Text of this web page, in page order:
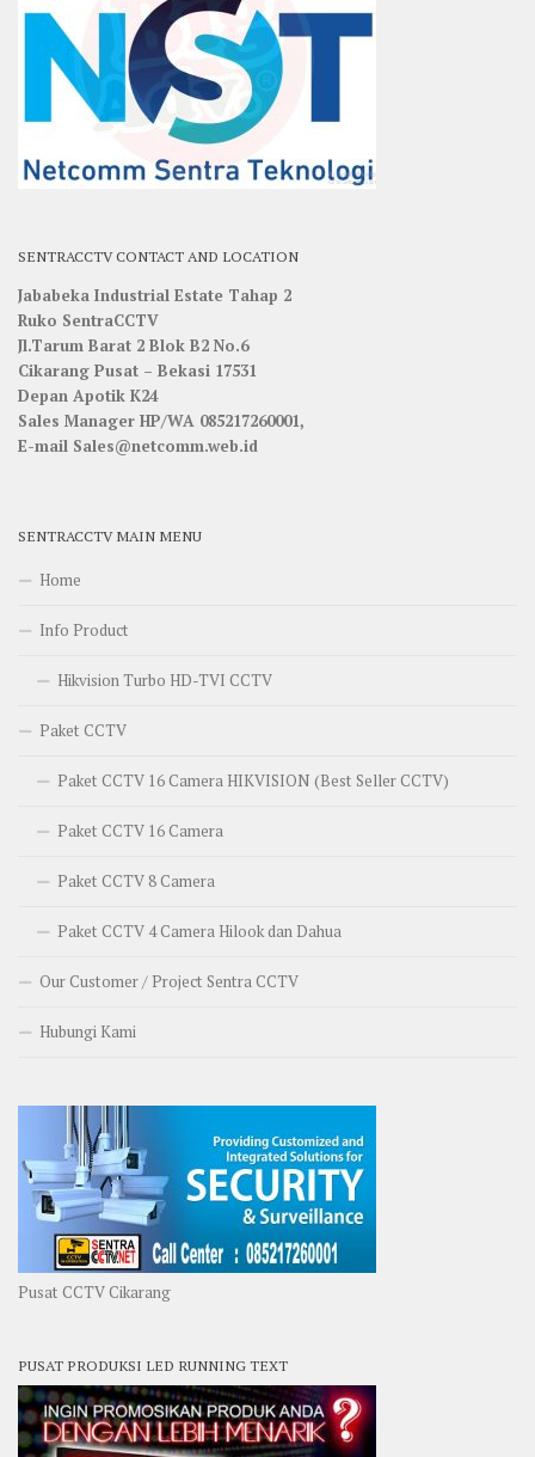
SENTRACCTV CONTACT AND LOCATION
Jababeka Industrial Estate Tahap 2
Ruko SentraCCTV
Jl.Tarum Barat 2 Blok B2 No.6
Cikarang Pusat – Bekasi 17531
Depan Apotik K24
Sales Manager HP/WA 085217260001,
E-mail Sales@netcomm.web.id
SENTRACCTV MAIN MENU
Home
Info Product
Hikvision Turbo HD-TVI CCTV
Paket CCTV
Paket CCTV 16 Camera HIKVISION (Best Seller CCTV)
Paket CCTV 16 Camera
Paket CCTV 8 Camera
Paket CCTV 4 Camera Hilook dan Dahua
Our Customer / Project Sentra CCTV
Hubungi Kami
Pusat CCTV Cikarang
PUSAT PRODUKSI LED RUNNING TEXT